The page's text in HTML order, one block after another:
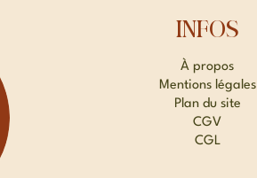
INFOS
À propos
Mentions légales
Plan du site
CGV
CGL